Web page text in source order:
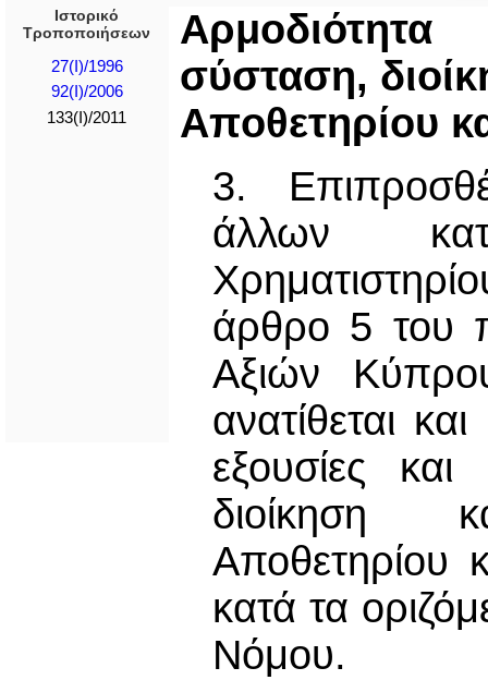
Ιστορικό
Τροποποιήσεων
27(I)/1996
92(I)/2006
133(I)/2011
σύσταση,
Απoθετηρίoυ
3.
άλλων
άρθρο 5 του
Αξιών
ανατίθεται
εξουσίες
διοίκηση
Αποθετηρίου
κατά τα
Νόμου.